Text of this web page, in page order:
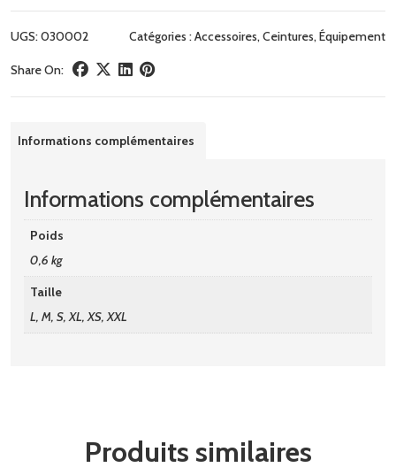
UGS:030002 Catégories :Accessoires, Ceintures, Équipement
Share On:
Informations complémentaires
Informations complémentaires
Poids
0,6 kg
Taille
L, M, S, XL, XS, XXL
Produits similaires